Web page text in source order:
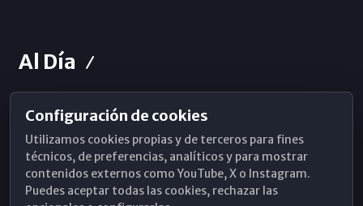
Al Día
Horarios de Misa
Hemeroteca
WhatsApp
Configuración de cookies
Utilizamos cookies propias y de terceros para fines
técnicos, de preferencias, analíticos y para mostrar
contenidos externos como YouTube, X o Instagram.
Puedes aceptar todas las cookies, rechazar las